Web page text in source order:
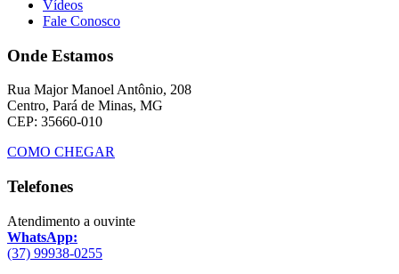
Vídeos
Fale Conosco
Onde Estamos
Rua Major Manoel Antônio, 208
Centro, Pará de Minas, MG
CEP: 35660-010
COMO CHEGAR
Telefones
Atendimento a ouvinte
WhatsApp:
(37) 99938-0255